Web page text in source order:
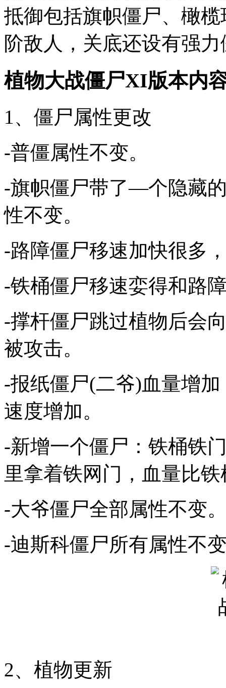
抵御包括旗帜僵尸、橄
阶敌人，关底还设有强
植物大战僵尸XI版本内
1、僵尸属性更改
-普僵属性不变。
-旗帜僵尸带了—个隐藏
性不变。
-路障僵尸移速加快很多
-铁桶僵尸移速娈得和路
-撑杆僵尸跳过植物后会
被攻击。
-报纸僵尸(二爷)血量增
速度增加。
-新增一个僵尸：铁桶铁
里拿着铁网门，血量比
-大爷僵尸全部属性不变
-迪斯科僵尸所有属性不
2、植物更新